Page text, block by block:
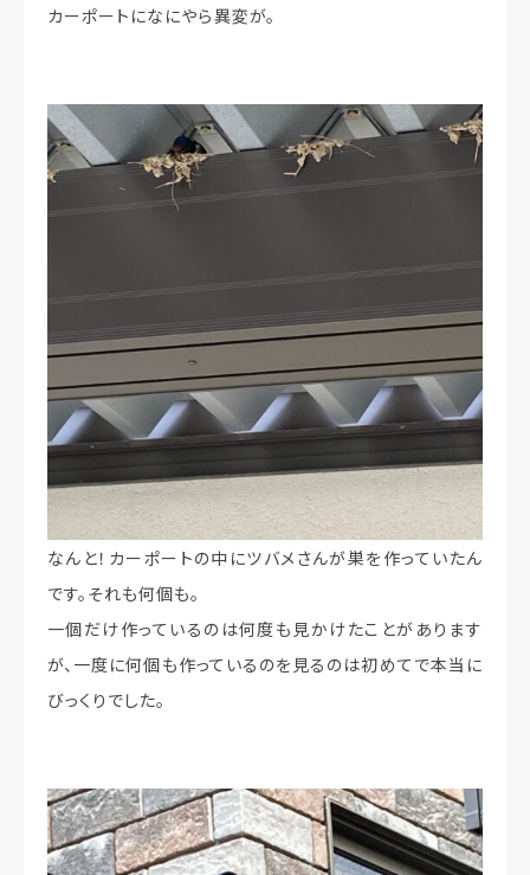
カーポートになにやら異変が。
なんと！カーポートの中にツバメさんが巣を作っていたん
です。それも何個も。
一個だけ作っているのは何度も見かけたことがあります
が、一度に何個も作っているのを見るのは初めてで本当に
びっくりでした。